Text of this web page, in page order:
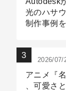
光のハサ
制作事例
2026/07/
アニメ『
、可愛さ